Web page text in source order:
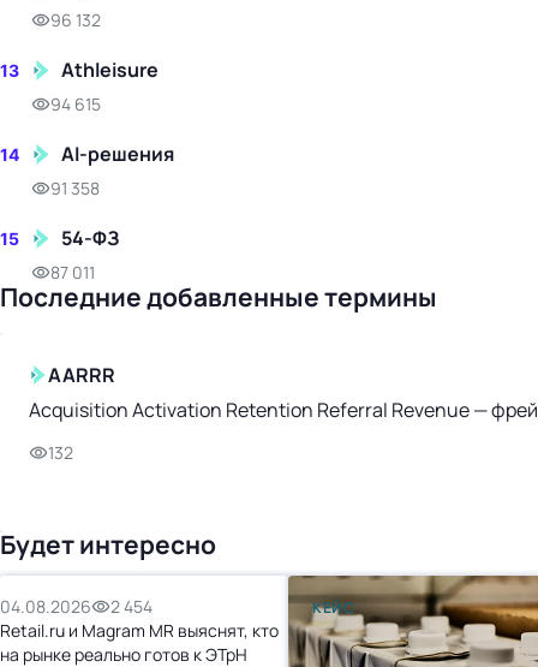
96 132
13 Athleisure
94 615
14 AI-решения
91 358
15 54-ФЗ
87 011
Последние добавленные термины
AARRR
Acquisition Activation Retention Referral Revenue —
132
Будет интересно
04.08.2026
2 454
Retail.ru и Magram MR выяснят, кто
на рынке реально готов к ЭТрН
КЕЙС